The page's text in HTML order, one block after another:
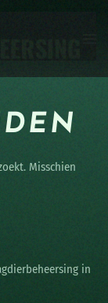
Misschien
in